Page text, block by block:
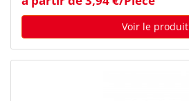
Voir le produit